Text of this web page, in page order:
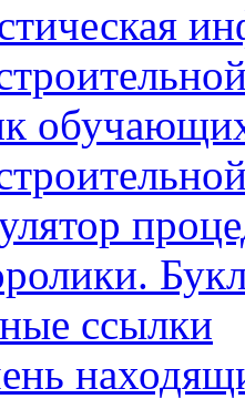
ссылки